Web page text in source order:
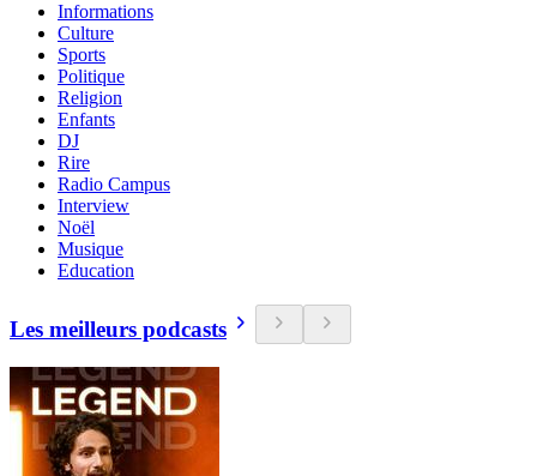
Informations
Culture
Sports
Politique
Religion
Enfants
DJ
Rire
Radio Campus
Interview
Noël
Musique
Education
Les meilleurs podcasts